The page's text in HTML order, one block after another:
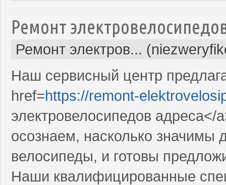
Ремонт
Ремонт электров...
Наш сервисный центр
href=https://remont-
электровелосипедов
осознаем, насколько значимы
велосипеды, и готовы
Наши квалифицированные